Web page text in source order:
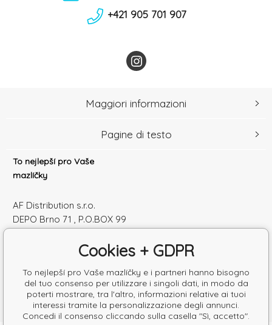
+421 905 701 907
To nejlepší pro Vaše
mazlíčky
AF Distribution s.r.o.
DEPO Brno 71 , P.O.BOX 99
Česká republika
Partita IVA: SK2120864328
Maggiori informazioni
Pagine di testo
Cookies + GDPR
To nejlepší pro Vaše mazlíčky e i partneri hanno bisogno
del tuo consenso per utilizzare i singoli dati, in modo da
poterti mostrare, tra l'altro, informazioni relative ai tuoi
interessi tramite la personalizzazione degli annunci.
Concedi il consenso cliccando sulla casella "Sì, accetto".